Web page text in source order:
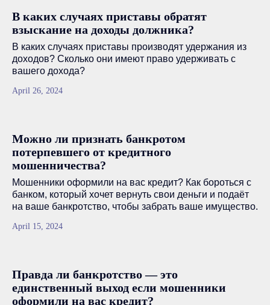
В каких случаях приставы обратят
взыскание на доходы должника?
В каких случаях приставы производят удержания из
доходов? Сколько они имеют право удерживать с
вашего дохода?
April 26, 2024
Можно ли признать банкротом
потерпевшего от кредитного
мошенничества?
Мошенники оформили на вас кредит? Как бороться с
банком, который хочет вернуть свои деньги и подаёт
на ваше банкротство, чтобы забрать ваше имущество.
April 15, 2024
Правда ли банкротство — это
единственный выход если мошенники
оформили на вас кредит?